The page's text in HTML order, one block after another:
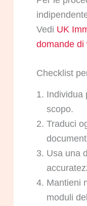
Vedi UK
domande di
Checklist
Individua
scopo.
Traduci
Usa una
Mantieni
moduli